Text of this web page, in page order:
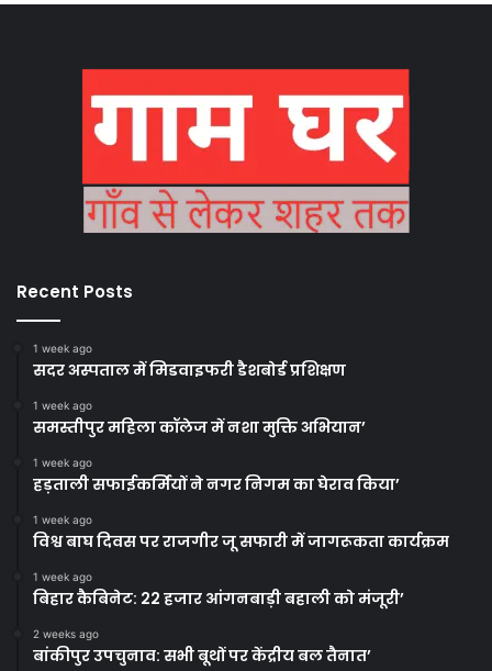
Recent Posts
1 week ago
सदर अस्पताल में मिडवाइफरी डैशबोर्ड प्रशिक्षण
1 week ago
समस्तीपुर महिला कॉलेज में नशा मुक्ति अभियान’
1 week ago
हड़ताली सफाईकर्मियों ने नगर निगम का घेराव किया’
1 week ago
विश्व बाघ दिवस पर राजगीर जू सफारी में जागरूकता कार्यक्रम
1 week ago
बिहार कैबिनेट: 22 हजार आंगनबाड़ी बहाली को मंजूरी’
2 weeks ago
बांकीपुर उपचुनाव: सभी बूथों पर केंद्रीय बल तैनात’